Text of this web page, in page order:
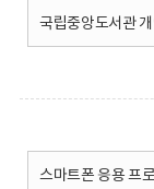
국립중앙도서관
스마트폰 응용 프